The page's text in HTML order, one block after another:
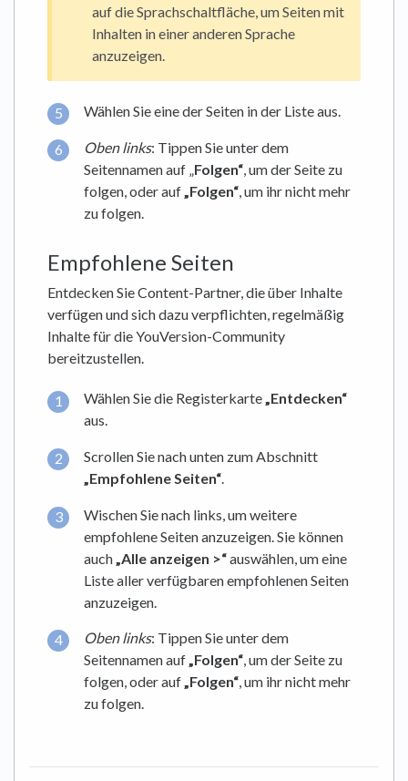
auf die Sprachschaltfläche, um Seiten mit
Inhalten in einer anderen Sprache
anzuzeigen.
Wählen Sie eine der Seiten in der Liste aus.
Oben links: Tippen Sie unter dem
Seitennamen auf „Folgen“, um der Seite zu
folgen, oder auf„Folgen“, um ihr nicht mehr
zu folgen.
Empfohlene Seiten
Entdecken Sie Content-Partner, die über Inhalte
verfügen und sich dazu verpflichten, regelmäßig
Inhalte für die YouVersion-Community
bereitzustellen.
Wählen Sie die Registerkarte„Entdecken“
aus.
Scrollen Sie nach unten zum Abschnitt
„Empfohlene Seiten“.
Wischen Sie nach links, um weitere
empfohlene Seiten anzuzeigen. Sie können
auch „Alle anzeigen >“auswählen, um eine
Liste aller verfügbaren empfohlenen Seiten
anzuzeigen.
Oben links: Tippen Sie unter dem
Seitennamen auf„Folgen“, um der Seite zu
folgen, oder auf„Folgen“, um ihr nicht mehr
zu folgen.